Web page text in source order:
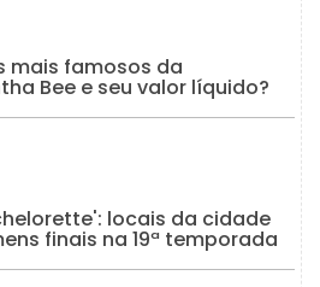
mais famosos da
Bee e seu valor líquido?
locais da cidade
finais na 19ª temporada